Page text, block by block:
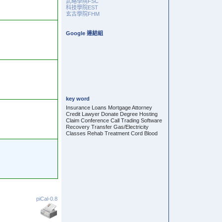
piCal-0.8
科技學院EST
玄古學院FHM
Google 連結組
key word
Insurance Loans Mortgage Attorney
Credit Lawyer Donate Degree Hosting
Claim Conference Call Trading Software
Recovery Transfer Gas/Electricity
Classes Rehab Treatment Cord Blood